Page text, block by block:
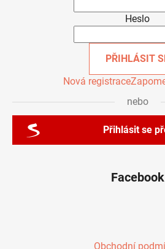
Heslo
PŘIHLÁSIT
Nová registrace
nebo
Přihlásit se
Facebook
Obchodní